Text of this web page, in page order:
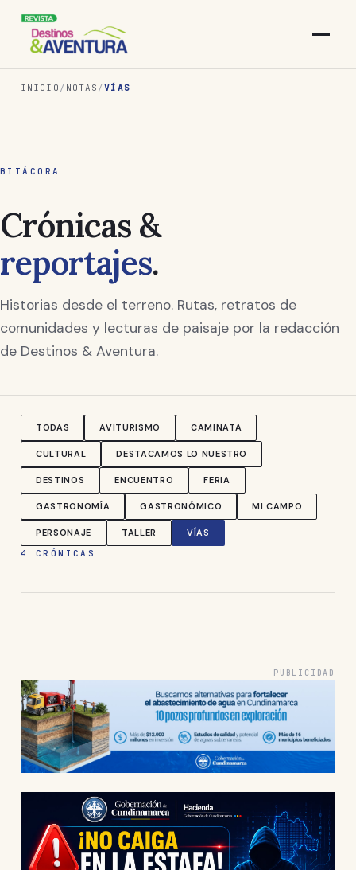
INICIO / NOTAS /VÍAS
BITÁCORA
Crónicas &
reportajes.
Historias desde el terreno. Rutas, retratos de
comunidades y lecturas de paisaje por la redacción
de Destinos & Aventura.
TODAS AVITURISMO CAMINATA
CULTURAL DESTACAMOS LO NUESTRO
DESTINOS ENCUENTRO FERIA
GASTRONOMÍA GASTRONÓMICO MI CAMPO
PERSONAJE TALLER
VÍAS
4 CRÓNICAS
PUBLICIDAD